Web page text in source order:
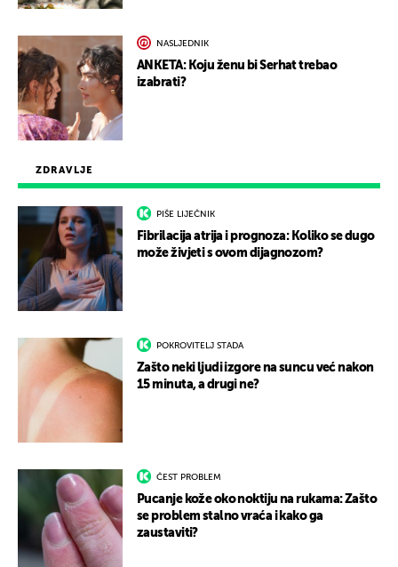
ZDRAVLJE
PIŠE LIJEČNIK
Fibrilacija atrija i prognoza: Koliko se dugo
može živjeti s ovom dijagnozom?
POKROVITELJ STADA
Zašto neki ljudi izgore na suncu već nakon
15 minuta, a drugi ne?
ČEST PROBLEM
Pucanje kože oko noktiju na rukama: Zašto
se problem stalno vraća i kako ga
zaustaviti?
NASLJEDNIK
ANKETA: Koju ženu bi Serhat trebao
izabrati?